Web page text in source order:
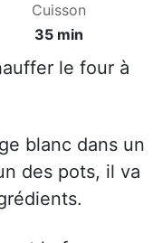
Cuisson
35 min
le four à
blanc dans un
des pots, il va